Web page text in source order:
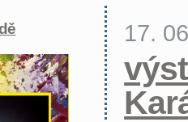
17.